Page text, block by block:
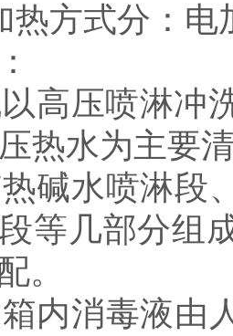
热方式分：
高压喷淋冲
热水为主要
碱水喷淋段
等几部分组
。
内消毒液由